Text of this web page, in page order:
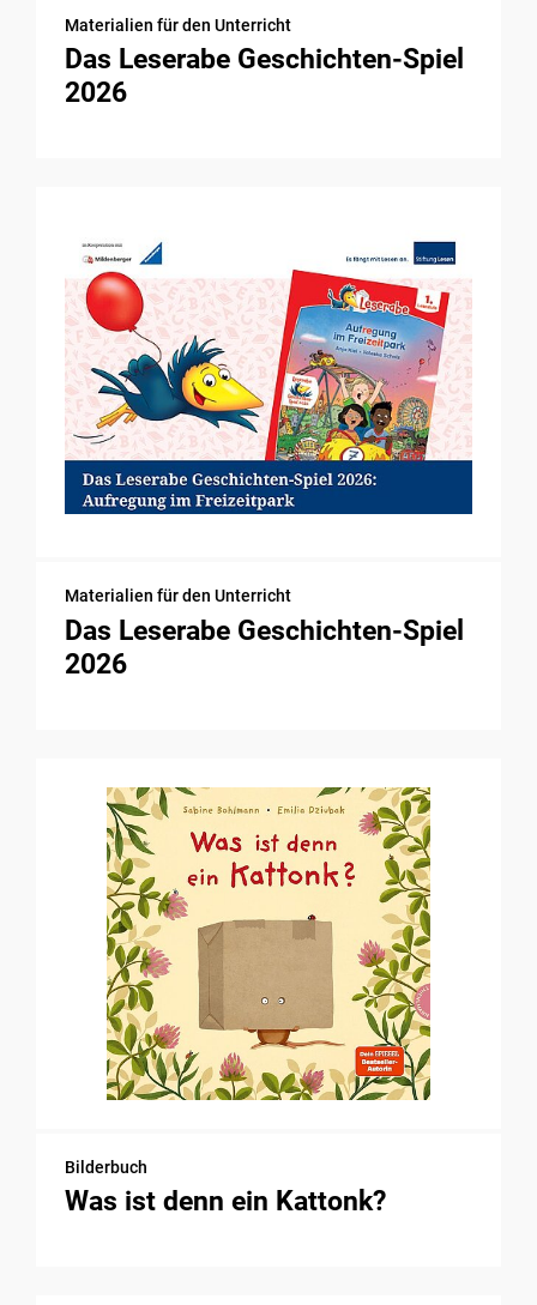
Materialien für den Unterricht
Das Leserabe Geschichten-Spiel
2026
Materialien für den Unterricht
Das Leserabe Geschichten-Spiel
2026
Bilderbuch
Was ist denn ein Kattonk?